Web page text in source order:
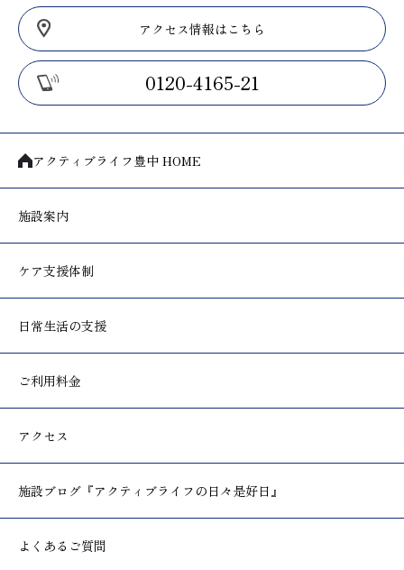
アクセス情報はこちら
0120-4165-21
アクティブライフ豊中 HOME
施設案内
ケア支援体制
日常生活の支援
ご利用料金
アクセス
施設ブログ 『アクティブライフの日々是好日』
よくあるご質問